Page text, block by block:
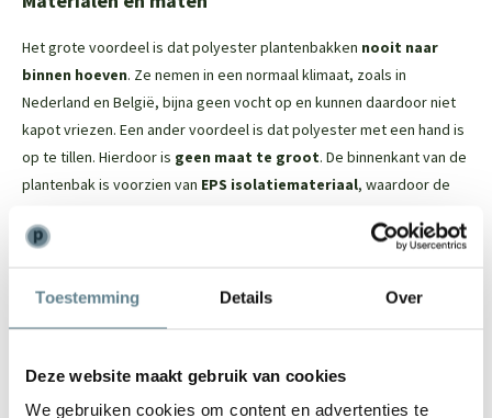
Toestemming Details Over
Deze website maakt gebruik van cookies
We gebruiken cookies om content en advertenties te
Het grote voordeel is dat polyester plantenbakken nooit naar
binnen hoeven. Ze nemen in een normaal klimaat, zoals in
Nederland en België, bijna geen vocht op en kunnen daardoor niet
kapot vriezen. Een ander voordeel is dat polyester met een hand is
op te tillen. Hierdoor is geen maat te groot. De binnenkant van de
plantenbak is voorzien van EPS isolatiemateriaal, waardoor de
Dit tijdloze model past in iedere tuin
staan
De binnenkant van de plantenbak is voorzien van EPS